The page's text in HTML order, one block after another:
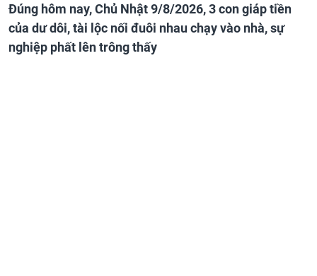
Đúng hôm nay, Chủ Nhật 9/8/2026, 3 con giáp tiền
của dư dôi, tài lộc nối đuôi nhau chạy vào nhà, sự
nghiệp phất lên trông thấy